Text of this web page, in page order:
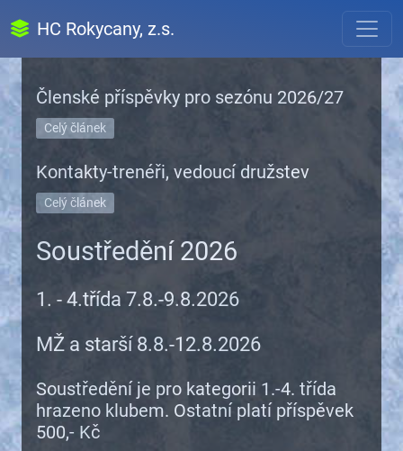
HC Rokycany, z.s.
Členské příspěvky pro sezónu 2026/27
Celý článek
Kontakty-trenéři, vedoucí družstev
Celý článek
Soustředění 2026
1. - 4.třída 7.8.-9.8.2026
MŽ a starší 8.8.-12.8.2026
Soustředění je pro kategorii 1.-4. třída
hrazeno klubem. Ostatní platí příspěvek
500,- Kč